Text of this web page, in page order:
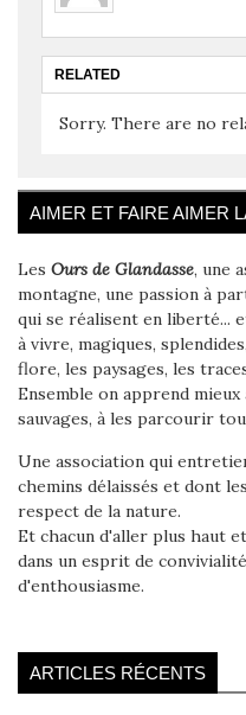
RELATED
Sorry. There are no
AIMER ET FAIRE AIMER
Les Ours de Glandasse, une
montagne, une passion à
qui se réalisent en liberté...
à vivre, magiques,
flore, les paysages, les
Ensemble on apprend
sauvages, à les parcourir
Une association qui
chemins délaissés et dont
respect de la nature.
Et chacun d'aller plus haut
dans un esprit de
d'enthousiasme.
ARTICLES RÉCENTS